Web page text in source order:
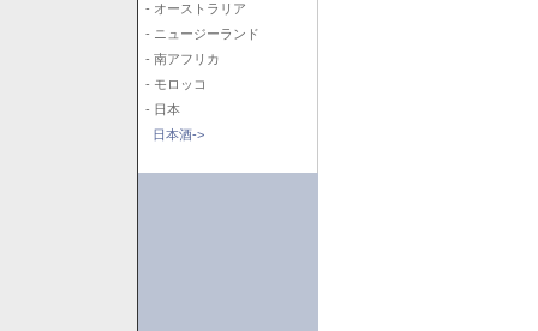
- オーストラリア
- ニュージーランド
- 南アフリカ
- モロッコ
- 日本
日本酒->